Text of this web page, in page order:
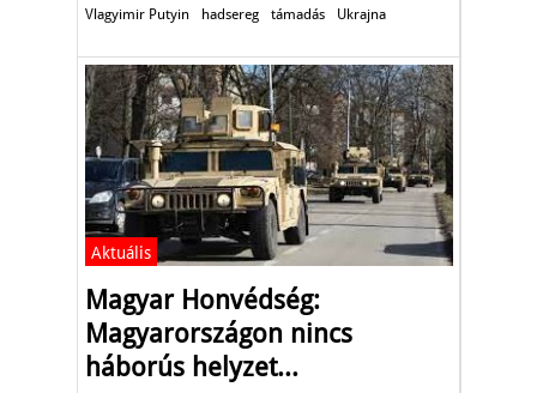
Vlagyimir Putyin hadsereg támadás Ukrajna
Aktuális
Magyar Honvédség:
Magyarországon nincs
háborús helyzet...